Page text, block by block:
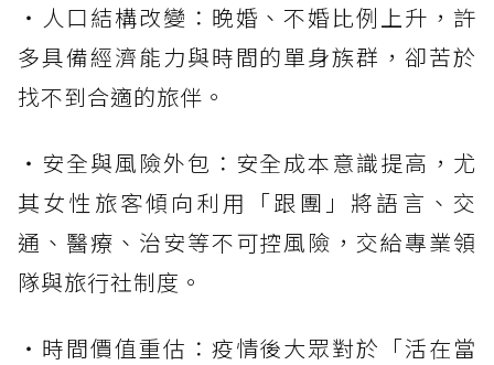
・人口結構改變：晚婚、不婚比例上升，許
多具備經濟能力與時間的單身族群，卻苦於
找不到合適的旅伴。
・安全與風險外包：安全成本意識提高，尤
其女性旅客傾向利用「跟團」將語言、交
通、醫療、治安等不可控風險，交給專業領
隊與旅行社制度。
・時間價值重估：疫情後大眾對於「活在當